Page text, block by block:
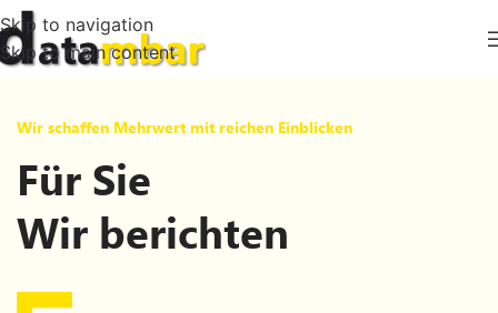
Skip to navigation
Skip to main content
Wir schaffen Mehrwert mit reichen Einblicken
Für Sie
Wir berichten